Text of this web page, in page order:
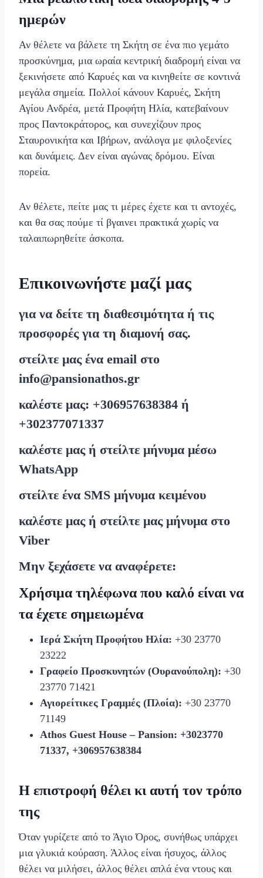
ημερών
Αν θέλετε να βάλετε τη Σκήτη σε ένα πιο γεμάτο
προσκύνημα, μια ωραία κεντρική διαδρομή είναι να
ξεκινήσετε από Καρυές και να κινηθείτε σε κοντινά
μεγάλα σημεία. Πολλοί κάνουν Καρυές, Σκήτη
Αγίου Ανδρέα, μετά Προφήτη Ηλία, κατεβαίνουν
προς Παντοκράτορος, και συνεχίζουν προς
Σταυρονικήτα και Ιβήρων, ανάλογα με φιλοξενίες
και δυνάμεις. Δεν είναι αγώνας δρόμου. Είναι
πορεία.
Αν θέλετε, πείτε μας τι μέρες έχετε και τι αντοχές,
και θα σας πούμε τί βγαινει πρακτικά χωρίς να
ταλαιπωρηθείτε άσκοπα.
Επικοινωνήστε μαζί μας
για να δείτε τη διαθεσιμότητα ή τις
προσφορές για τη διαμονή σας.
στείλτε μας ένα email στο
info@pansionathos.gr
καλέστε μας: +306957638384 ή
+302377071337
καλέστε μας ή στείλτε μήνυμα μέσω
WhatsApp
στείλτε ένα SMS μήνυμα κειμένου
καλέστε μας ή στείλτε μας μήνυμα στο
Viber
Μην ξεχάσετε να αναφέρετε:
Χρήσιμα τηλέφωνα που καλό είναι να
τα έχετε σημειωμένα
Ιερά Σκήτη Προφήτου Ηλία: +30 23770
23222
Γραφείο Προσκυνητών (Ουρανούπολη): +30
23770 71421
Αγιορείτικες Γραμμές (Πλοία): +30 23770
71149
Athos Guest House – Pansion: +3023770
71337, +306957638384
Η επιστροφή θέλει κι αυτή τον τρόπο
της
Όταν γυρίζετε από το Άγιο Όρος, συνήθως υπάρχει
μια γλυκιά κούραση. Άλλος είναι ήσυχος, άλλος
θέλει να μιλήσει, άλλος θέλει απλά ένα ντους και